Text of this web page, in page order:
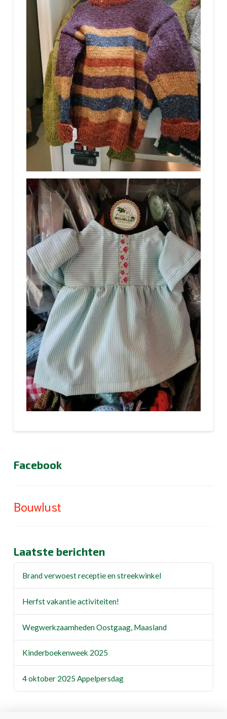
Facebook
Bouwlust
Laatste berichten
Brand verwoest receptie en streekwinkel
Herfst vakantie activiteiten!
Wegwerkzaamheden Oostgaag, Maasland
Kinderboekenweek 2025
4 oktober 2025 Appelpersdag